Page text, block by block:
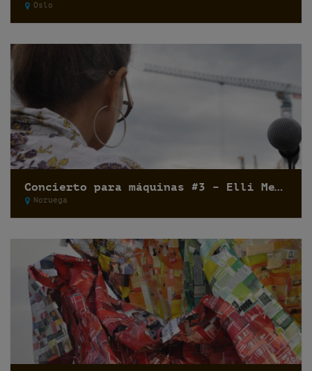
Oslo
Concierto para máquinas #3 – Elli Medeiros
Noruega